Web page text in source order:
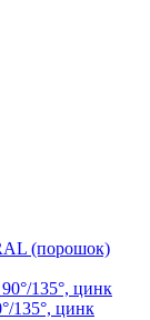
(порошок)
135°, цинк